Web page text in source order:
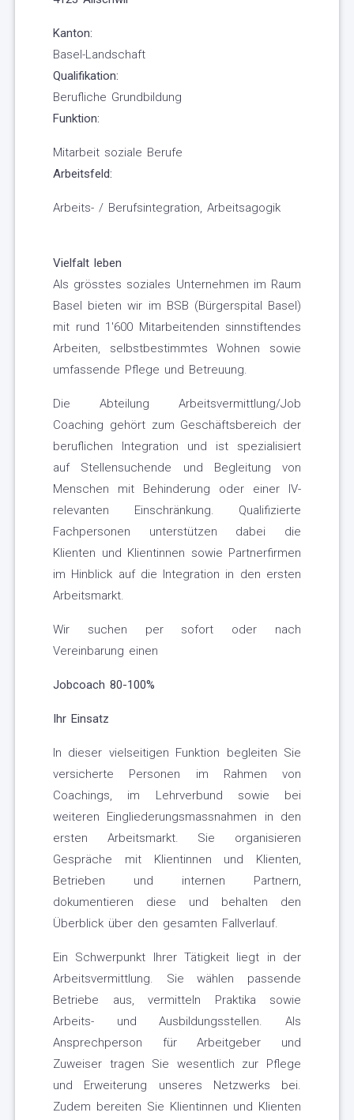
Kanton:
Basel-Landschaft
Qualifikation:
Berufliche Grundbildung
Funktion:
Mitarbeit soziale Berufe
Arbeitsfeld:
Arbeits- / Berufsintegration, Arbeitsagogik
Vielfalt leben
Als grösstes soziales Unternehmen im Raum
Basel bieten wir im BSB (Bürgerspital Basel)
mit rund 1'600 Mitarbeitenden sinnstiftendes
Arbeiten, selbstbestimmtes Wohnen sowie
umfassende Pflege und Betreuung.
Die Abteilung Arbeitsvermittlung/Job
Coaching gehört zum Geschäftsbereich der
beruflichen Integration und ist spezialisiert
auf Stellensuchende und Begleitung von
Menschen mit Behinderung oder einer IV-
relevanten Einschränkung. Qualifizierte
Fachpersonen unterstützen dabei die
Klienten und Klientinnen sowie Partnerfirmen
im Hinblick auf die Integration in den ersten
Arbeitsmarkt.
Wir suchen per sofort oder nach
Vereinbarung einen
Jobcoach 80-100%
Ihr Einsatz
In dieser vielseitigen Funktion begleiten Sie
versicherte Personen im Rahmen von
Coachings, im Lehrverbund sowie bei
weiteren Eingliederungsmassnahmen in den
ersten Arbeitsmarkt. Sie organisieren
Gespräche mit Klientinnen und Klienten,
Betrieben und internen Partnern,
dokumentieren diese und behalten den
Überblick über den gesamten Fallverlauf.
Ein Schwerpunkt Ihrer Tätigkeit liegt in der
Arbeitsvermittlung. Sie wählen passende
Betriebe aus, vermitteln Praktika sowie
Arbeits- und Ausbildungsstellen. Als
Ansprechperson für Arbeitgeber und
Zuweiser tragen Sie wesentlich zur Pflege
und Erweiterung unseres Netzwerks bei.
Zudem bereiten Sie Klientinnen und Klienten